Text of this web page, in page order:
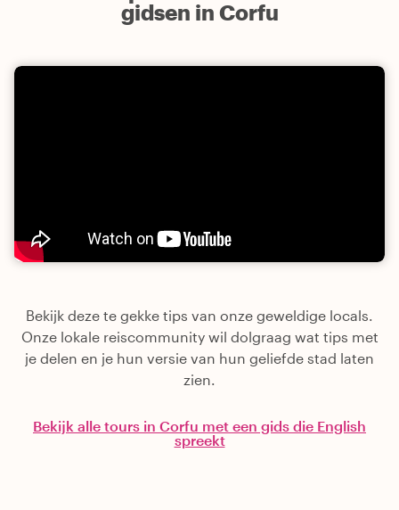
gidsen in Corfu
Bekijk deze te gekke tips van onze geweldige locals.
Onze lokale reiscommunity wil dolgraag wat tips met
je delen en je hun versie van hun geliefde stad laten
zien.
Bekijk alle tours in Corfu met een gids die English
spreekt